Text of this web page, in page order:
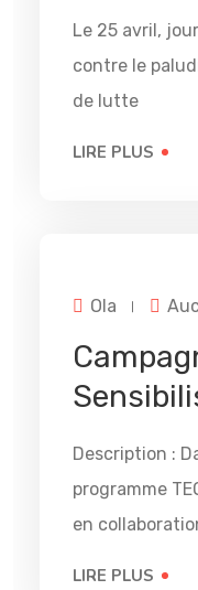
Le 25 avril,
contre le
de lutte
LIRE PLUS
Ola
Description :
programme
en
LIRE PLUS